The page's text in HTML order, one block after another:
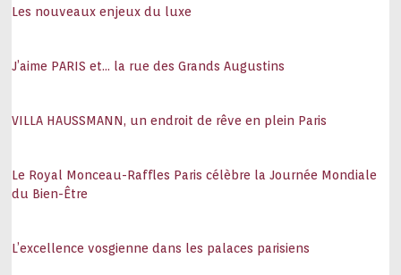
Les nouveaux enjeux du luxe
J’aime PARIS et… la rue des Grands Augustins
VILLA HAUSSMANN, un endroit de rêve en plein Paris
Le Royal Monceau-Raffles Paris célèbre la Journée Mondiale
du Bien-Être
L’excellence vosgienne dans les palaces parisiens